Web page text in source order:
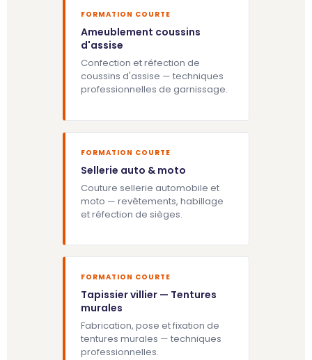
FORMATION COURTE
Ameublement coussins
d'assise
Confection et réfection de
coussins d'assise — techniques
professionnelles de garnissage.
FORMATION COURTE
Sellerie auto & moto
Couture sellerie automobile et
moto — revêtements, habillage
et réfection de sièges.
FORMATION COURTE
Tapissier villier — Tentures
murales
Fabrication, pose et fixation de
tentures murales — techniques
professionnelles.